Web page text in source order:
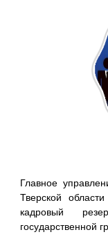
Главное
Тверской
кадровый
государственной